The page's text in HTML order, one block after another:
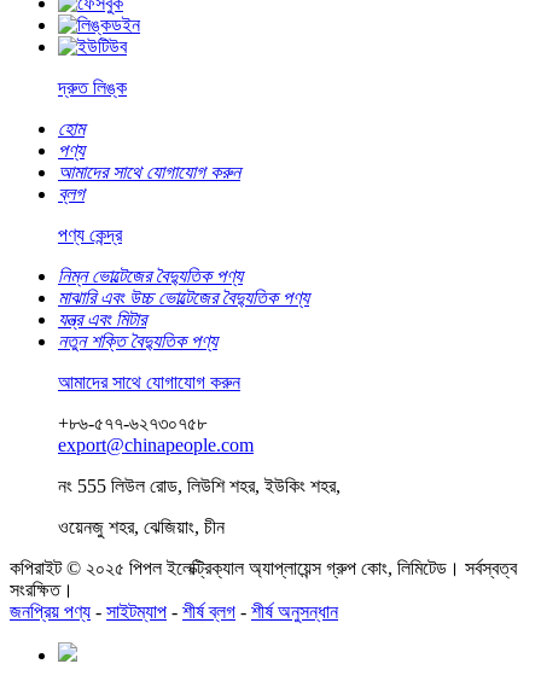
দ্রুত লিঙ্ক
হোম
পণ্য
আমাদের সাথে যোগাযোগ করুন
ব্লগ
পণ্য কেন্দ্র
নিম্ন ভোল্টেজের বৈদ্যুতিক পণ্য
মাঝারি এবং উচ্চ ভোল্টেজের বৈদ্যুতিক পণ্য
যন্ত্র এবং মিটার
নতুন শক্তি বৈদ্যুতিক পণ্য
আমাদের সাথে যোগাযোগ করুন
+৮৬-৫৭৭-৬২৭৩০৭৫৮
export@chinapeople.com
নং 555 লিউল রোড, লিউশি শহর, ইউকিং শহর,
ওয়েনজু শহর, ঝেজিয়াং, চীন
কপিরাইট © ২০২৫ পিপল ইলেক্ট্রিক্যাল অ্যাপ্লায়েন্স গ্রুপ কোং, লিমিটেড। সর্বস্বত্ব
সংরক্ষিত।
জনপ্রিয় পণ্য - সাইটম্যাপ - শীর্ষ ব্লগ - শীর্ষ অনুসন্ধান